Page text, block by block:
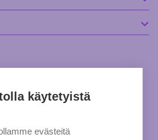
käytetyistä
evästeitä